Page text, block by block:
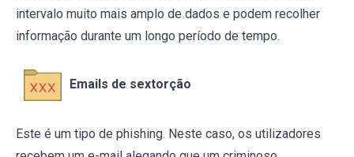
intervalo muito mais amplo de dados e podem recolher
informação durante um longo período de tempo.
Emails de sextorção
Este é um tipo de phishing. Neste caso, os utilizadores